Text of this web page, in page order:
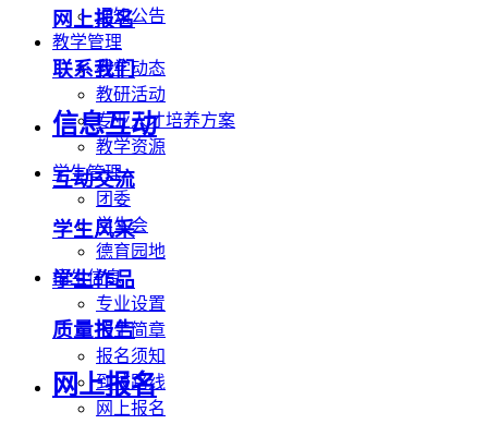
通知公告
教学管理
教学动态
教研活动
专业人才培养方案
教学资源
学生管理
团委
学生会
德育园地
招生信息
专业设置
招生简章
报名须知
到校路线
网上报名
网上报名
联系我们
信息互动
互动交流
学生风采
学生作品
质量报告
网上报名